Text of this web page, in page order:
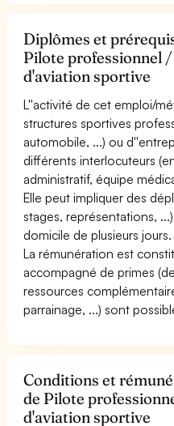
Diplômes et
Pilote professionnel
d'aviation sportive
L''activité de cet emploi/
structures sportives
automobile, ...) ou
différents interlocuteurs
administratif, équipe
Elle peut impliquer des
stages, représentations,
domicile de plusieurs jours.
La rémunération est
accompagné de primes
ressources
parrainage, ...) sont
Conditions et
de Pilote
d'aviation sportive